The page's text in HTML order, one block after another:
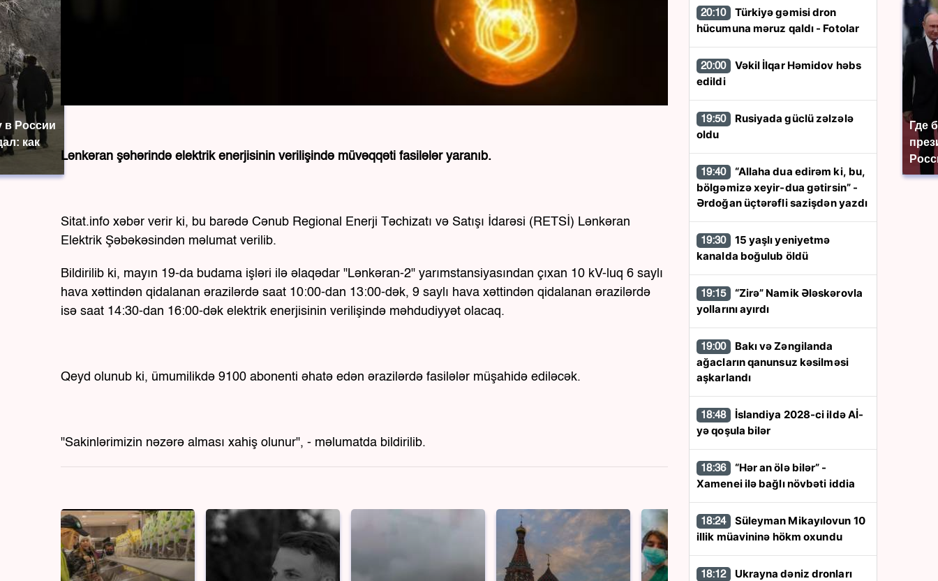
в России
как
Где
Lənkəran şəhərində elektrik enerjisinin verilişində müvəqqəti fasilələr yaranıb.
Sitat.info xəbər verir ki, bu barədə Cənub Regional Enerji Təchizatı və Satışı İdarəsi (RETSİ) Lənkəran
Elektrik Şəbəkəsindən məlumat verilib.
Bildirilib ki, mayın 19-da budama işləri ilə əlaqədar "Lənkəran-2" yarımstansiyasından çıxan 10 kV-luq 6 saylı
hava xəttindən qidalanan ərazilərdə saat 10:00-dan 13:00-dək, 9 saylı hava xəttindən qidalanan ərazilərdə
isə saat 14:30-dan 16:00-dək elektrik enerjisinin verilişində məhdudiyyət olacaq.
Qeyd olunub ki, ümumilikdə 9100 abonenti əhatə edən ərazilərdə fasilələr müşahidə ediləcək.
"Sakinlərimizin nəzərə alması xahiş olunur", - məlumatda bildirilib.
20:10
hücumuna məruz qaldı - Fotolar
20:00
edildi
19:50
oldu
19:40
bölgəmizə xeyir-dua gətirsin” -
Ərdoğan üçtərəfli sazişdən yazdı
19:30
kanalda boğulub öldü
19:15
yollarını ayırdı
19:00
ağacların qanunsuz kəsilməsi
aşkarlandı
18:48
yə qoşula bilər
18:36
Xamenei ilə bağlı növbəti iddia
18:24
illik müavininə hökm oxundu
18:12